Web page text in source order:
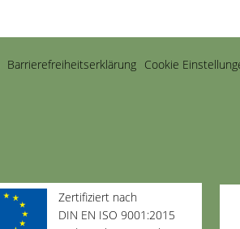
Barriere­freiheits­erklärung Cookie
Zertifiziert nach
DIN EN ISO 9001:2015